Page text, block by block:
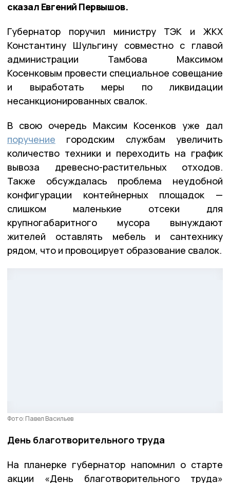
сказал Евгений Первышов.
Губернатор поручил министру ТЭК и ЖКХ
Константину Шульгину совместно с главой
администрации Тамбова Максимом
Косенковым провести специальное совещание
и выработать меры по ликвидации
несанкционированных свалок.
В свою очередь Максим Косенков уже дал
поручение городским службам увеличить
количество техники и переходить на график
вывоза древесно-растительных отходов.
Также обсуждалась проблема неудобной
конфигурации контейнерных площадок —
слишком маленькие отсеки для
крупногабаритного мусора вынуждают
жителей оставлять мебель и сантехнику
рядом, что и провоцирует образование свалок.
Фото: Павел Васильев
День благотворительного труда
На планерке губернатор напомнил о старте
акции «День благотворительного труда»